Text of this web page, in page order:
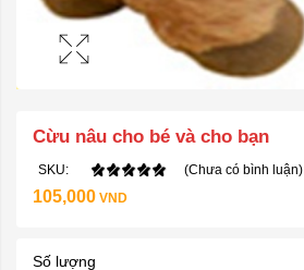
Cừu nâu cho bé và cho bạn
SKU: (Chưa có bình luận)
105,000 VND
Số lượng